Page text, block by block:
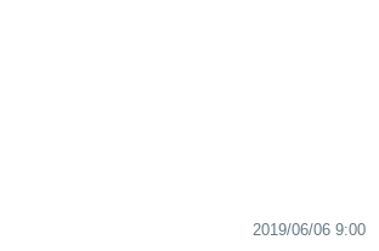
2019/06/06 9:00